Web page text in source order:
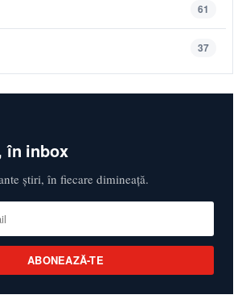
61
37
în inbox
știri, în fiecare dimineață.
ABONEAZĂ-TE